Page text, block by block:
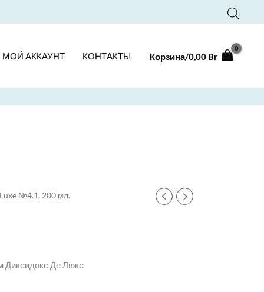
МОЙ АККАУНТ КОНТАКТЫ Корзина/0,00 Br
№4.1, 200 мл.
Диксидокс Де Люкс